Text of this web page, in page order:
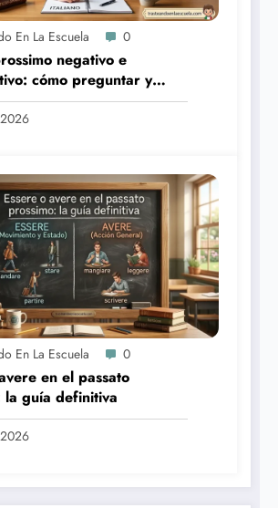
En La Escuela 0
negativo e
cómo preguntar y
En La Escuela 0
en el passato
la guía definitiva